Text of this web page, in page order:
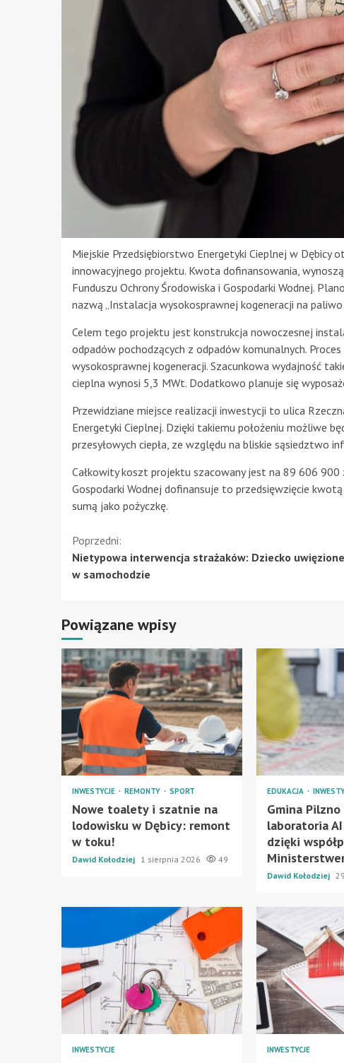
Miejskie Przedsiębiorstwo Energetyki Cieplnej w Dębicy
innowacyjnego projektu. Kwota dofinansowania,
Funduszu Ochrony Środowiska i Gospodarki Wodnej.
nazwą „Instalacja wysokosprawnej kogeneracji na
Celem tego projektu jest konstrukcja nowoczesnej
odpadów pochodzących z odpadów komunalnych.
wysokosprawnej kogeneracji. Szacunkowa wydajność
cieplna wynosi 5,3 MWt. Dodatkowo planuje się
Przewidziane miejsce realizacji inwestycji to ulica
Energetyki Cieplnej. Dzięki takiemu położeniu możliwe
przesyłowych ciepła, ze względu na bliskie sąsiedztwo
Całkowity koszt projektu szacowany jest na 89 606 900
Gospodarki Wodnej dofinansuje to przedsięwzięcie
sumą jako pożyczkę.
Kontynuuj
czytanie
Poprzedni:
Nietypowa interwencja strażaków: Dziecko uwięzione
w samochodzie
Powiązane wpisy
INWESTYCJE REMONTY SPORT
Nowe toalety i szatnie na
lodowisku w Dębicy: remont
w toku!
Dawid Kołodziej 1 sierpnia 2026 49
EDUKACJA
Gmina
laboratoria
dzięki
Dawid Kołodziej
INWESTYCJE INWESTYCJE